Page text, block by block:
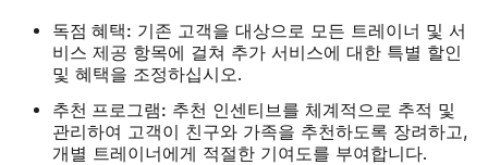
독점 혜택: 기존 고객을 대상으로 모든 트레이너 및 서
비스 제공 항목에 걸쳐 추가 서비스에 대한 특별 할인
및 혜택을 조정하십시오.
추천 프로그램: 추천 인센티브를 체계적으로 추적 및
관리하여 고객이 친구와 가족을 추천하도록 장려하고,
개별 트레이너에게 적절한 기여도를 부여합니다.